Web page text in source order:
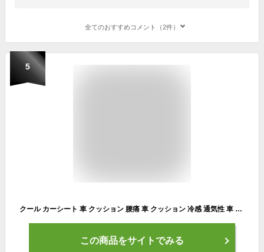
全てのおすすめコメント（2件）
5
クール カーシート 車 クッション 腰痛 車 クッション 冷感 通気性 車 座席 快適 座席カバー 熱中症予防 クールシート ドライブシート ムレ防止 カーシートクッション カーシートカバー クールマット メッシュ 編みタイプ シートカバー 涼しい 車 座席シート 宅G
この商品をサイトでみる